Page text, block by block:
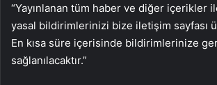
“Yayınlanan tüm haber ve diğer içerikler
yasal bildirimlerinizi bize iletişim sayfası
En kısa süre içerisinde bildirimlerinize
sağlanılacaktır.”